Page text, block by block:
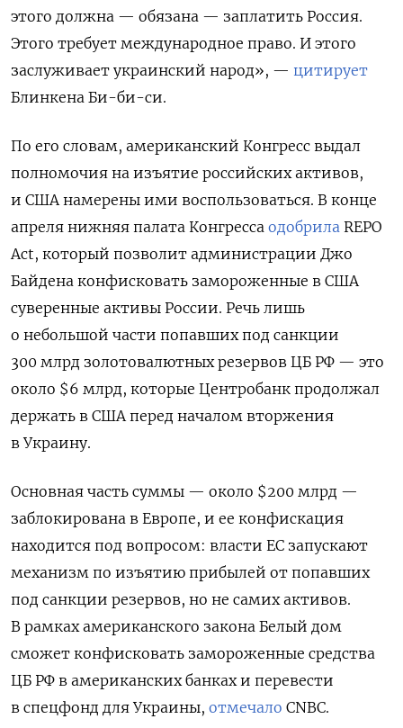
этого должна — обязана — заплатить Россия.
Этого требует международное право. И этого
заслуживает украинский народ», — цитирует
Блинкена Би-би-си.
По его словам, американский Конгресс выдал
полномочия на изъятие российских активов,
и США намерены ими воспользоваться. В конце
апреля нижняя палата Конгресса одобрила REPO
Act, который позволит администрации Джо
Байдена конфисковать замороженные в США
суверенные активы России. Речь лишь
о небольшой части попавших под санкции
300 млрд золотовалютных резервов ЦБ РФ — это
около $6 млрд, которые Центробанк продолжал
держать в США перед началом вторжения
в Украину.
Основная часть суммы — около $200 млрд —
заблокирована в Европе, и ее конфискация
находится под вопросом: власти ЕС запускают
механизм по изъятию прибылей от попавших
под санкции резервов, но не самих активов.
В рамках американского закона Белый дом
сможет конфисковать замороженные средства
ЦБ РФ в американских банках и перевести
в спецфонд для Украины, отмечало CNBC.